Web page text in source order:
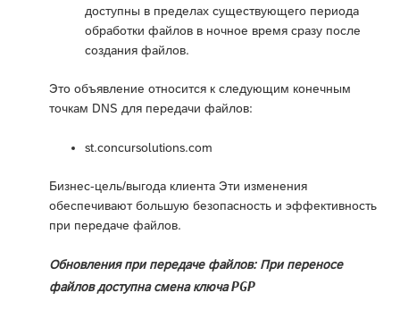
доступны в пределах существующего периода
обработки файлов в ночное время сразу после
создания файлов.
Это объявление относится к следующим конечным
точкам DNS для передачи файлов:
st.concursolutions.com
Бизнес-цель/выгода клиента Эти изменения
обеспечивают большую безопасность и эффективность
при передаче файлов.
Обновления при передаче файлов: При переносе
файлов доступна смена ключаPGP